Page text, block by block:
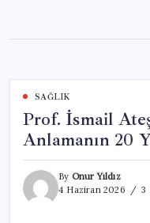
content
SAĞLIK
Prof. İsmail
Anlamanın 20
By Onur Yıldız
4 Haziran 2026
3